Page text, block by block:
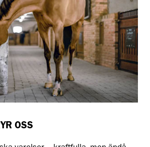
OSS